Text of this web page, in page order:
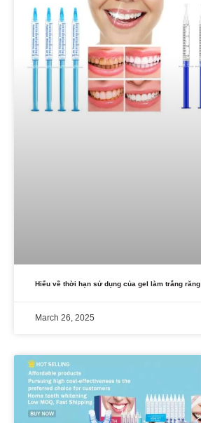
Hiểu về thời hạn sử dụng của gel làm trắng răng
March 26, 2025